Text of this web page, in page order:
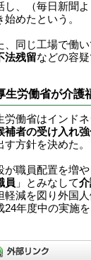
し、（毎日新聞
始めたという。
、同じ工場で働
法残留などの容疑
生労働省が介護
労働省はインド
補者の受け入れ
す方針を決めた。
が職員配置を増
員 」とみなして
軽減を図り外国
24年度中の実施を